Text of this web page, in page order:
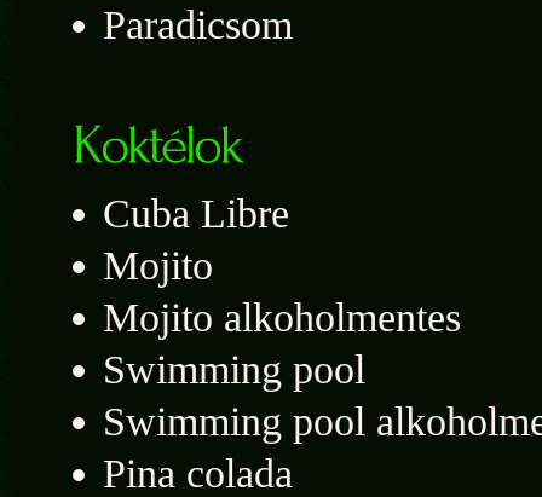
Paradicsom
Cuba Libre
Mojito
Mojito alkoholmentes
Swimming pool
Swimming pool
Pina colada